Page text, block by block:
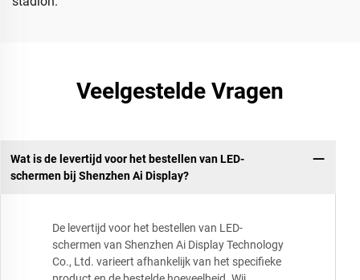
Veelgestelde Vragen
Wat is de levertijd voor het bestellen van LED-
schermen bij Shenzhen Ai Display?
De levertijd voor het bestellen van LED-
schermen van Shenzhen Ai Display Technology
Co., Ltd. varieert afhankelijk van het specifieke